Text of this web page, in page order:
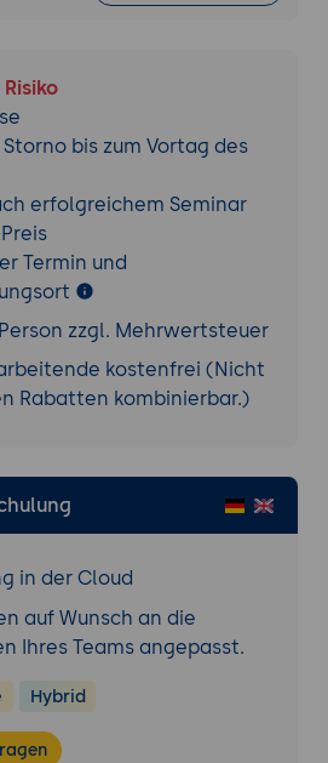
bis zum Vortag des
erfolgreichem Seminar
Termin und
zzgl. Mehrwertsteuer
kostenfrei (Nicht
Rabatten kombinierbar.)
in der Cloud
auf Wunsch an die
Ihres Teams angepasst.
Hybrid